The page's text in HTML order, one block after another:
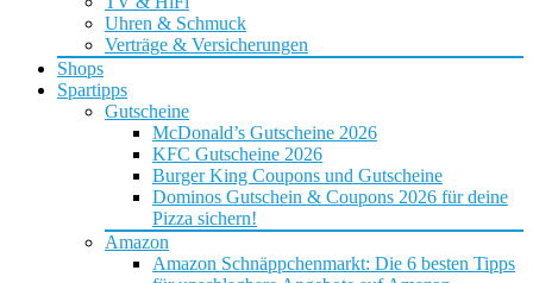
Uhren & Schmuck
Verträge & Versicherungen
Shops
Spartipps
Gutscheine
McDonald’s Gutscheine 2026
KFC Gutscheine 2026
Burger King Coupons und Gutscheine
Dominos Gutschein & Coupons 2026 für deine
Pizza sichern!
Amazon
Amazon Schnäppchenmarkt: Die 6 besten Tipps